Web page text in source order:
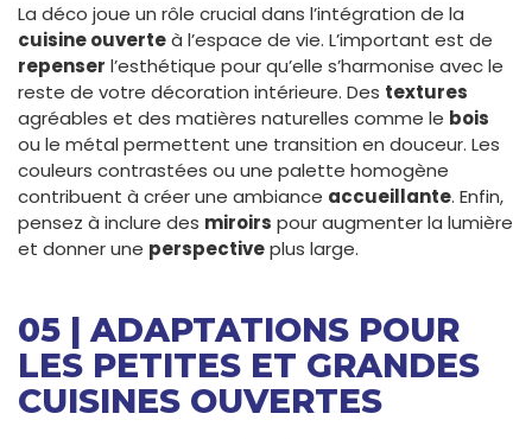
La déco joue un rôle crucial dans l’intégration de la
cuisine ouverteà l’espace de vie. L’important est de
repenser l’esthétique pour qu’elle s’harmonise avec le
reste de votre décoration intérieure. Des textures
agréables et des matières naturelles comme le bois
ou le métal permettent une transition en douceur. Les
couleurs contrastées ou une palette homogène
contribuent à créer une ambiance accueillante. Enfin,
pensez à inclure des miroirs pour augmenter la lumière
et donner une perspectiveplus large.
05 | ADAPTATIONS POUR
LES PETITES ET GRANDES
CUISINES OUVERTES